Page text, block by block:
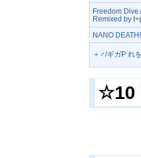
Freedom
Remixed by
NANO
＋♂/ギガP れ
☆10